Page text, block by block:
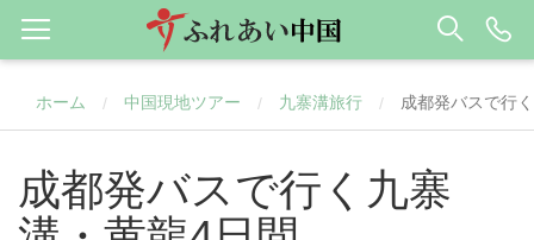
ホーム / 中国現地ツアー / 九寨溝旅行 / 成都発バスで行
成都発バスで行く九寨